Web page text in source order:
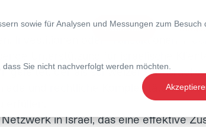
sowie für Analysen und Messungen zum Besuch
Sie nicht nachverfolgt werden möchten.
Expertise
Investitionen oder Transaktionen in
Unterstützung für israelische
geleitet, der als schweizerisch-
und rechtliche Komplexitäten zu
in Israel, das eine effektive